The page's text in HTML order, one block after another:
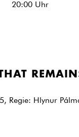
20:00Uhr
Regie: Hlynur